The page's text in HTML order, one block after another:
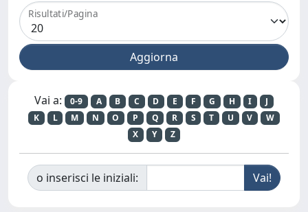
Risultati/Pagina
Vai a: 0-9 A B C D E F G H I
J
K
L M N O P Q R S T U V
W
X
Y Z
o inserisci le iniziali: